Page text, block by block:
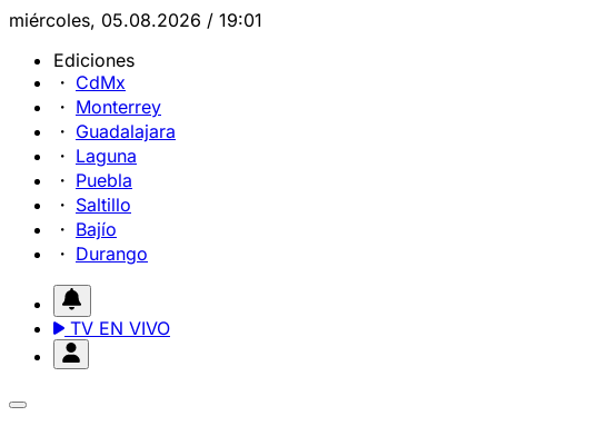
miércoles, 05.08.2026 / 19:01
Ediciones
CdMx
Monterrey
Guadalajara
Laguna
Puebla
Saltillo
Bajío
Durango
TV EN VIVO